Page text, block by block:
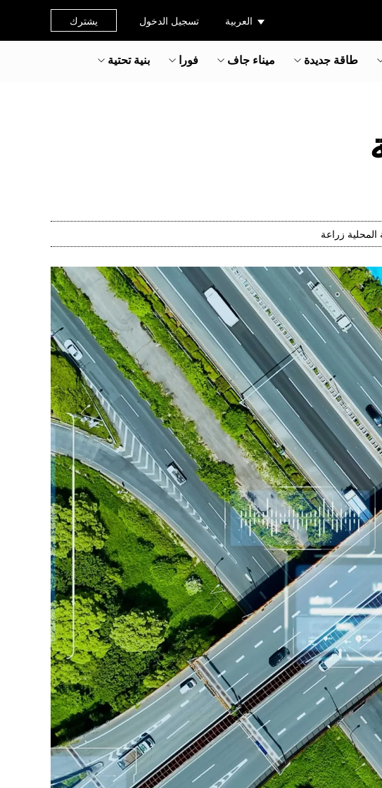
العربية تسجيل الدخول يشترك
طاقة جديدة ميناء جاف فورا بنية تحتية
زراعة